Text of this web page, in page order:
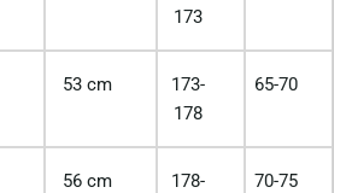
173
53 cm
173-
178
65-70
56 cm
178-
70-75